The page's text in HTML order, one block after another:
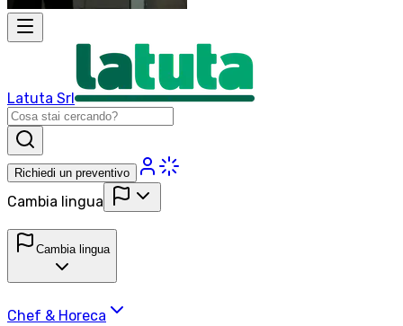
Latuta Srl
Richiedi un preventivo
Cambia lingua
Cambia lingua
Chef & Horeca